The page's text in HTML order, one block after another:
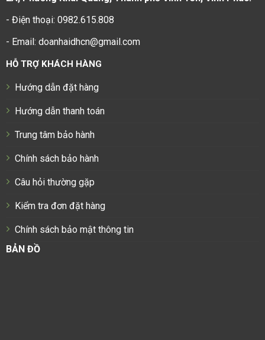
- Điện thoại: 0982.615.808
- Email: doanhaidhcn@gmail.com
HỖ TRỢ KHÁCH HÀNG
Hướng dẫn đặt hàng
Hướng dẫn thanh toán
Trung tâm bảo hành
Chính sách bảo hành
Câu hỏi thường gặp
Kiểm tra đơn đặt hàng
Chính sách bảo mật thông tin
BẢN ĐỒ